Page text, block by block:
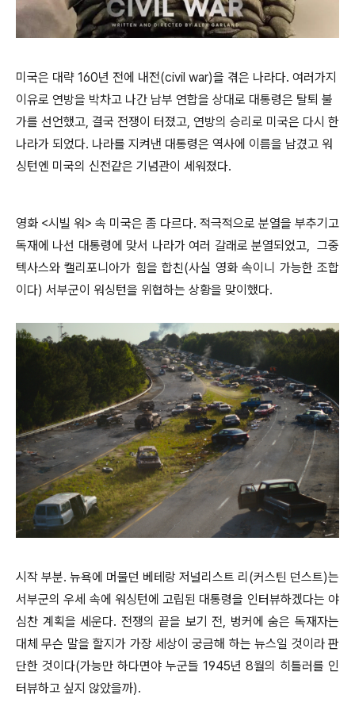
미국은 대략 160년 전에 내전(civil war)을 겪은 나라다. 여러가지
이유로 연방을 박차고 나간 남부 연합을 상대로 대통령은 탈퇴 불
가를 선언했고, 결국 전쟁이 터졌고, 연방의 승리로 미국은 다시 한
나라가 되었다. 나라를 지켜낸 대통령은 역사에 이름을 남겼고 워
싱턴엔 미국의 신전같은 기념관이 세워졌다.
영화 <시빌 워> 속 미국은 좀 다르다. 적극적으로 분열을 부추기고
독재에 나선 대통령에 맞서 나라가 여러 갈래로 분열되었고, 그중
텍사스와 캘리포니아가 힘을 합친(사실 영화 속이니 가능한 조합
이다) 서부군이 워싱턴을 위협하는 상황을 맞이했다.
시작 부분. 뉴욕에 머물던 베테랑 저널리스트 리(커스틴 던스트)는
서부군의 우세 속에 워싱턴에 고립된 대통령을 인터뷰하겠다는 야
심찬 계획을 세운다. 전쟁의 끝을 보기 전, 벙커에 숨은 독재자는
대체 무슨 말을 할지가 가장 세상이 궁금해 하는 뉴스일 것이라 판
단한 것이다(가능만 하다면야 누군들 1945년 8월의 히틀러를 인
터뷰하고 싶지 않았을까).